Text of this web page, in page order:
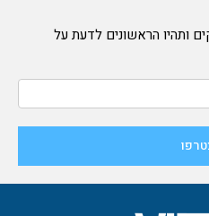
ותהיו הראשונים לדעת על